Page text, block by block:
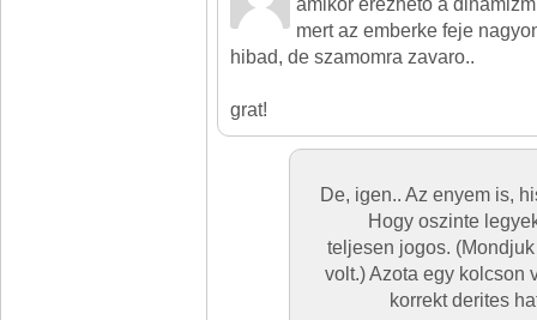
amikor erezheto a
mert az emberke feje
hibad, de szamomra zavaro..
grat!
De, igen.. Az enyem is,
Hogy oszinte
teljesen jogos.
volt.) Azota egy kolcson
korrekt derites